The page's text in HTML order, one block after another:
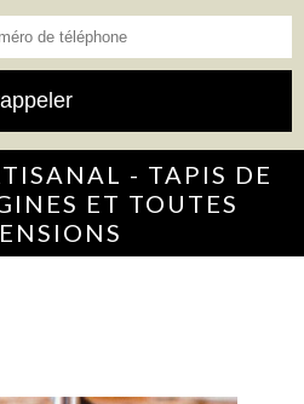
- TAPIS DE
ET TOUTES